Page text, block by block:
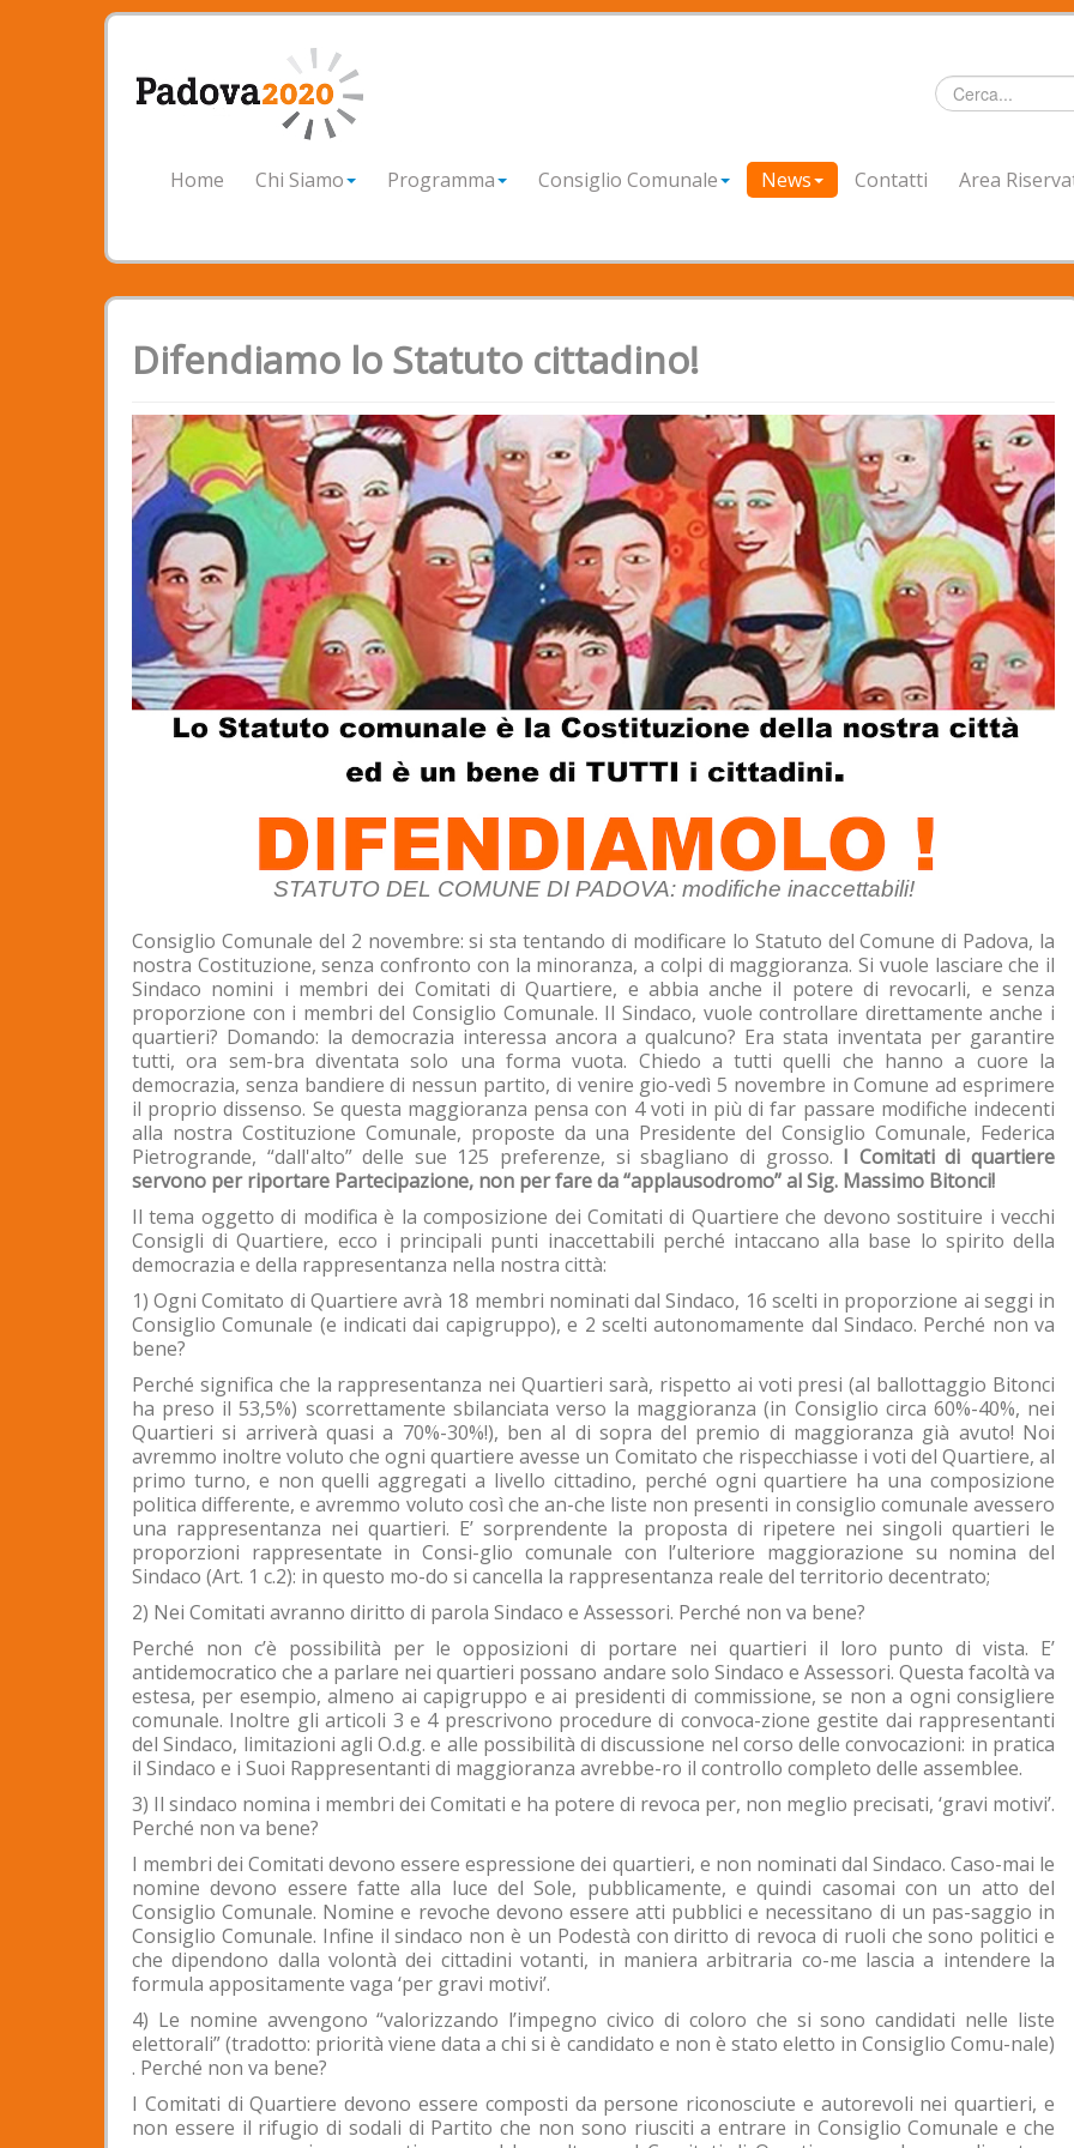
Cerca...
Home Chi Siamo Programma Consiglio Comunale News Contatti Area
Difendiamo lo Statuto cittadino!
STATUTO DEL COMUNE DI PADOVA: modifiche inaccettabili!
Consiglio Comunale del 2 novembre: si sta tentando di modificare lo Statuto del Comune di Padova, la
nostra Costituzione, senza confronto con la minoranza, a colpi di maggioranza. Si vuole lasciare che il
Sindaco nomini i membri dei Comitati di Quartiere, e abbia anche il potere di revocarli, e senza
proporzione con i membri del Consiglio Comunale. Il Sindaco, vuole controllare direttamente anche i
quartieri? Domando: la democrazia interessa ancora a qualcuno? Era stata inventata per garantire
tutti, ora sem-bra diventata solo una forma vuota. Chiedo a tutti quelli che hanno a cuore la
democrazia, senza bandiere di nessun partito, di venire gio-vedì 5 novembre in Comune ad esprimere
il proprio dissenso. Se questa maggioranza pensa con 4 voti in più di far passare modifiche indecenti
alla nostra Costituzione Comunale, proposte da una Presidente del Consiglio Comunale, Federica
Pietrogrande, “dall'alto” delle sue 125 preferenze, si sbagliano di grosso. I Comitati di quartiere
servono per riportare Partecipazione, non per fare da “applausodromo” al Sig. Massimo Bitonci!
Il tema oggetto di modifica è la composizione dei Comitati di Quartiere che devono sostituire i vecchi
Consigli di Quartiere, ecco i principali punti inaccettabili perché intaccano alla base lo spirito della
democrazia e della rappresentanza nella nostra città:
1) Ogni Comitato di Quartiere avrà 18 membri nominati dal Sindaco, 16 scelti in proporzione ai seggi in
Consiglio Comunale (e indicati dai capigruppo), e 2 scelti autonomamente dal Sindaco. Perché non va
bene?
Perché significa che la rappresentanza nei Quartieri sarà, rispetto ai voti presi (al ballottaggio Bitonci
ha preso il 53,5%) scorrettamente sbilanciata verso la maggioranza (in Consiglio circa 60%-40%, nei
Quartieri si arriverà quasi a 70%-30%!), ben al di sopra del premio di maggioranza già avuto! Noi
avremmo inoltre voluto che ogni quartiere avesse un Comitato che rispecchiasse i voti del Quartiere, al
primo turno, e non quelli aggregati a livello cittadino, perché ogni quartiere ha una composizione
politica differente, e avremmo voluto così che an-che liste non presenti in consiglio comunale avessero
una rappresentanza nei quartieri. E’ sorprendente la proposta di ripetere nei singoli quartieri le
proporzioni rappresentate in Consi-glio comunale con l’ulteriore maggiorazione su nomina del
Sindaco (Art. 1 c.2): in questo mo-do si cancella la rappresentanza reale del territorio decentrato;
2) Nei Comitati avranno diritto di parola Sindaco e Assessori. Perché non va bene?
Perché non c’è possibilità per le opposizioni di portare nei quartieri il loro punto di vista. E’
antidemocratico che a parlare nei quartieri possano andare solo Sindaco e Assessori. Questa facoltà va
estesa, per esempio, almeno ai capigruppo e ai presidenti di commissione, se non a ogni consigliere
comunale. Inoltre gli articoli 3 e 4 prescrivono procedure di convoca-zione gestite dai rappresentanti
del Sindaco, limitazioni agli O.d.g. e alle possibilità di discussione nel corso delle convocazioni: in pratica
il Sindaco e i Suoi Rappresentanti di maggioranza avrebbe-ro il controllo completo delle assemblee.
3) Il sindaco nomina i membri dei Comitati e ha potere di revoca per, non meglio precisati, ‘gravi motivi’.
Perché non va bene?
I membri dei Comitati devono essere espressione dei quartieri, e non nominati dal Sindaco. Caso-mai le
nomine devono essere fatte alla luce del Sole, pubblicamente, e quindi casomai con un atto del
Consiglio Comunale. Nomine e revoche devono essere atti pubblici e necessitano di un pas-saggio in
Consiglio Comunale. Infine il sindaco non è un Podestà con diritto di revoca di ruoli che sono politici e
che dipendono dalla volontà dei cittadini votanti, in maniera arbitraria co-me lascia a intendere la
formula appositamente vaga ‘per gravi motivi’.
4) Le nomine avvengono “valorizzando l’impegno civico di coloro che si sono candidati nelle liste
elettorali” (tradotto: priorità viene data a chi si è candidato e non è stato eletto in Consiglio Comu-nale)
. Perché non va bene?
I Comitati di Quartiere devono essere composti da persone riconosciute e autorevoli nei quartieri, e
non essere il rifugio di sodali di Partito che non sono riusciti a entrare in Consiglio Comunale e che